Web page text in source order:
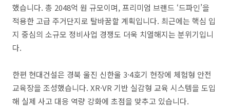
했습니다. 총 2048억 원 규모이며, 프리미엄 브랜드 ‘드파인’을
적용한 고급 주거단지로 탈바꿈할 계획입니다. 최근에는 핵심 입
지 중심의 소규모 정비사업 경쟁도 더욱 치열해지는 분위기입니
다.
한편 현대건설은 경북 울진 신한울 3·4호기 현장에 체험형 안전
교육장을 조성했습니다. XR·VR 기반 실감형 교육 시스템을 도입
해 실제 사고 대응 역량 강화에 초점을 맞추고 있습니다.